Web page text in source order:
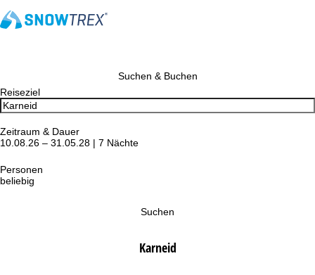
Suchen & Buchen
Reiseziel
Zeitraum & Dauer
10.08.26 – 31.05.28 | 7 Nächte
Personen
beliebig
Suchen
Karneid